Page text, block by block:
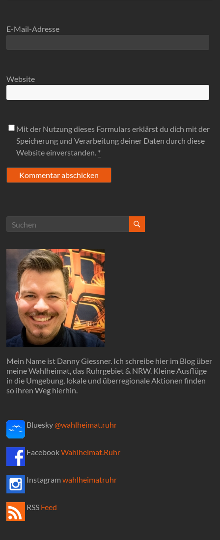
E-Mail-Adresse
Website
Mit der Nutzung dieses Formulars erklärst du dich mit der
Speicherung und Verarbeitung deiner Daten durch diese
Website einverstanden. *
Mein Name ist Danny Giessner. Ich schreibe hier im Blog über
meine Wahlheimat, das Ruhrgebiet & NRW. Kleine Ausflüge
in die Umgebung, lokale und überregionale Aktionen finden
so ihren Weg hierhin.
Bluesky@wahlheimat.ruhr
FacebookWahlheimat.Ruhr
Instagramwahlheimatruhr
RSS Feed